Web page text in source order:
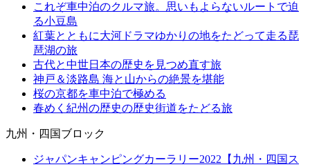
これぞ車中泊のクルマ旅。思いもよらないルートで迫
る小豆島
紅葉とともに大河ドラマゆかりの地をたどって走る琵
琶湖の旅
古代と中世日本の歴史を見つめ直す旅
神戸＆淡路島 海と山からの絶景を堪能
桜の京都を車中泊で極める
春めく紀州の歴史の歴史街道をたどる旅
九州・四国ブロック
ジャパンキャンピングカーラリー2022【九州・四国ス